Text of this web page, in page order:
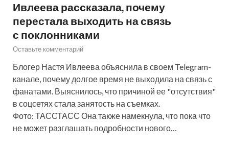
Ивлеева рассказала, почему
перестала выходить на связь
с поклонниками
Оставьте комментарий
Блогер Настя Ивлеева объяснила в своем Telegram-
канале, почему долгое время не выходила на связь с
фанатами. Выяснилось, что причиной ее "отсутствия"
в соцсетях стала занятость на съемках.
Фото: ТАССТАСС Она также намекнула, что пока что
не может разглашать подробности нового…